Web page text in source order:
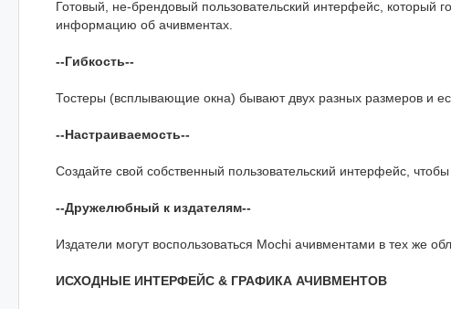
Готовый, не-брендовый пользовательский интерфейс, который
информацию об ачивментах.
--Гибкость--
Тостеры (всплывающие окна) бывают двух разных размеров и
--Настраиваемость--
Создайте свой собственный пользовательский интерфейс,
--Дружелюбный к издателям--
Издатели могут воспользоваться Mochi ачивментами в тех же
ИСХОДНЫЕ ИНТЕРФЕЙС & ГРАФИКА АЧИВМЕНТОВ